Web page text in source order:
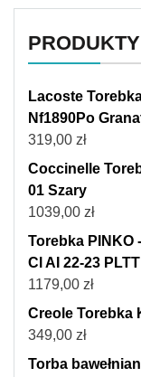
PRODUKTY
Lacoste
Nf1890Po
319,00 zł
Coccinelle
01 Szary
1039,00 zł
Torebka PINKO
Cl AI 22-23
1179,00 zł
Creole Torebka
349,00 zł
Torba